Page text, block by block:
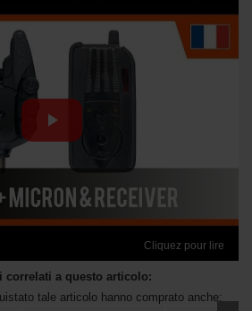
Cliquez pour lire
correlati a questo articolo:
tale articolo hanno comprato anche: